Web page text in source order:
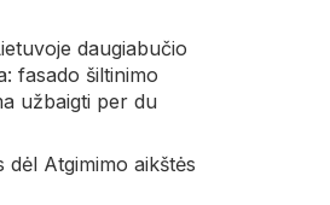
daugiabučio
fasado šiltinimo
užbaigti per du
dėl Atgimimo aikštės